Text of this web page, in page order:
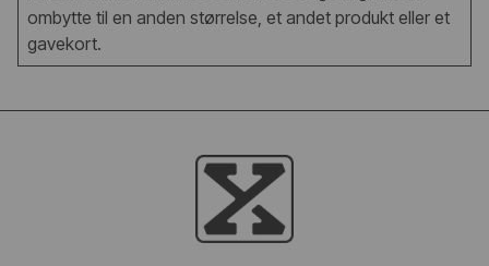
ombytte til en anden størrelse, et andet produkt eller et
gavekort.